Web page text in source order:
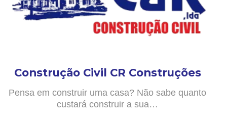
Construção Civil CR Construções
Pensa em construir uma casa? Não sabe quanto
custará construir a sua…